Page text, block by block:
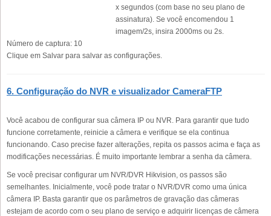
x segundos (com base no seu plano de
assinatura). Se você encomendou 1
imagem/2s, insira 2000ms ou 2s.
Número de captura: 10
Clique em Salvar para salvar as configurações.
6. Configuração do NVR e visualizador CameraFTP
Você acabou de configurar sua câmera IP ou NVR. Para garantir que tudo
funcione corretamente, reinicie a câmera e verifique se ela continua
funcionando. Caso precise fazer alterações, repita os passos acima e faça as
modificações necessárias. É muito importante lembrar a senha da câmera.
Se você precisar configurar um NVR/DVR Hikvision, os passos são
semelhantes. Inicialmente, você pode tratar o NVR/DVR como uma única
câmera IP. Basta garantir que os parâmetros de gravação das câmeras
estejam de acordo com o seu plano de serviço e adquirir licenças de câmera